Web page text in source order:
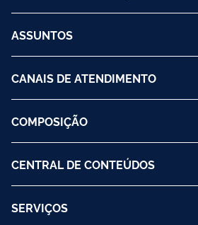
ASSUNTOS
CANAIS DE ATENDIMENTO
COMPOSIÇÃO
CENTRAL DE CONTEÚDOS
SERVIÇOS